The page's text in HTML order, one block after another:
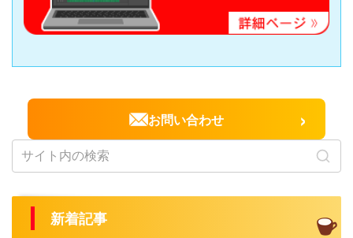
お問い合わせ ›
新着記事